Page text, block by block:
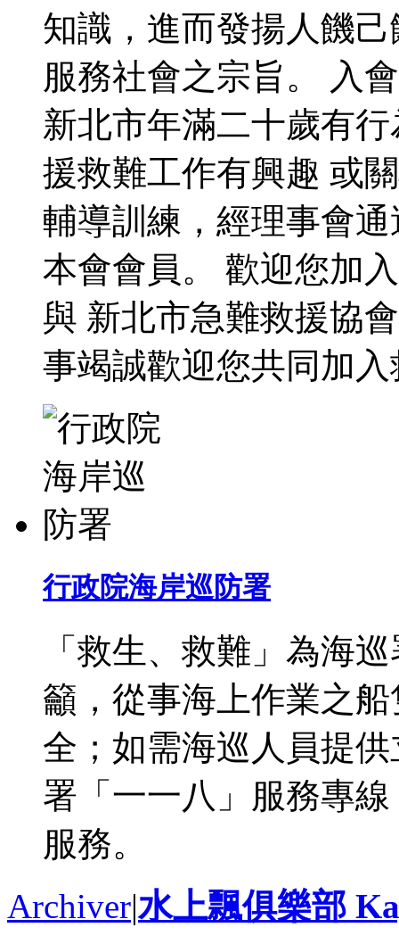
知識，進而發揚人饑
服務社會之宗旨。 入
新北市年滿二十歲有
援救難工作有興趣 或
輔導訓練，經理事會
本會會員。 歡迎您加
與 新北市急難救援協
事竭誠歡迎您共同加
行政院海岸巡防署
「救生、救難」為海
籲，從事海上作業之
全；如需海巡人員提
署「一一八」服務專
服務。
Archiver|水上飄俱樂部